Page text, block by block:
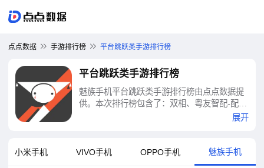
点点数据 手游排行榜 平台跳跃类手游排行榜
平台跳跃类手游排行榜
魅族手机平台跳跃类手游排行榜由点点数据提
供。本次排行榜包含了：双相、粤友智配-配资
平台、魅族微讯、天气、宜搜小说、番茄免费
展开
小米手机 VIVO手机 OPPO手机 魅族手机